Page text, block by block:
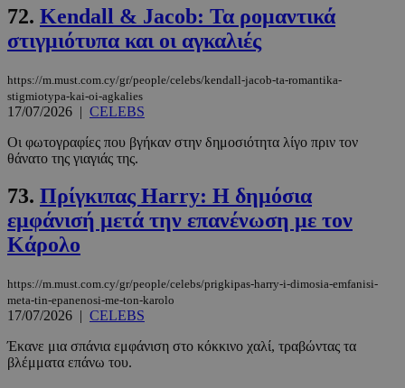
72. Kendall & Jacob: Τα ρομαντικά
στιγμιότυπα και οι αγκαλιές
https://m.must.com.cy/gr/people/celebs/kendall-jacob-ta-romantika-
stigmiotypa-kai-oi-agkalies
17/07/2026 | CELEBS
Οι φωτογραφίες που βγήκαν στην δημοσιότητα λίγο πριν τον
θάνατο της γιαγιάς της.
73. Πρίγκιπας Harry: Η δημόσια
εμφάνισή μετά την επανένωση με τον
Κάρολο
https://m.must.com.cy/gr/people/celebs/prigkipas-harry-i-dimosia-emfanisi-
meta-tin-epanenosi-me-ton-karolo
17/07/2026 | CELEBS
Έκανε μια σπάνια εμφάνιση στο κόκκινο χαλί, τραβώντας τα
βλέμματα επάνω του.